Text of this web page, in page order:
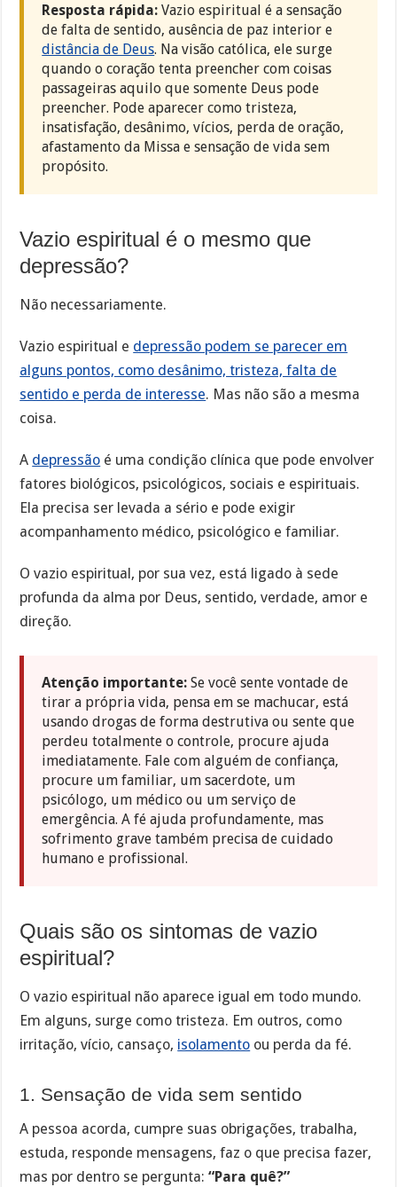
Resposta rápida: Vazio espiritual é a sensação
de falta de sentido, ausência de paz interior e
distância de Deus. Na visão católica, ele surge
quando o coração tenta preencher com coisas
passageiras aquilo que somente Deus pode
preencher. Pode aparecer como tristeza,
insatisfação, desânimo, vícios, perda de oração,
afastamento da Missa e sensação de vida sem
propósito.
Vazio espiritual é o mesmo que
depressão?
Não necessariamente.
Vazio espiritual e depressão podem se parecer em
alguns pontos, como desânimo, tristeza, falta de
sentido e perda de interesse. Mas não são a mesma
coisa.
A depressão é uma condição clínica que pode envolver
fatores biológicos, psicológicos, sociais e espirituais.
Ela precisa ser levada a sério e pode exigir
acompanhamento médico, psicológico e familiar.
O vazio espiritual, por sua vez, está ligado à sede
profunda da alma por Deus, sentido, verdade, amor e
direção.
Atenção importante: Se você sente vontade de
tirar a própria vida, pensa em se machucar, está
usando drogas de forma destrutiva ou sente que
perdeu totalmente o controle, procure ajuda
imediatamente. Fale com alguém de confiança,
procure um familiar, um sacerdote, um
psicólogo, um médico ou um serviço de
emergência. A fé ajuda profundamente, mas
sofrimento grave também precisa de cuidado
humano e profissional.
Quais são os sintomas de vazio
espiritual?
O vazio espiritual não aparece igual em todo mundo.
Em alguns, surge como tristeza. Em outros, como
irritação, vício, cansaço, isolamento ou perda da fé.
1. Sensação de vida sem sentido
A pessoa acorda, cumpre suas obrigações, trabalha,
estuda, responde mensagens, faz o que precisa fazer,
mas por dentro se pergunta:“Para quê?”